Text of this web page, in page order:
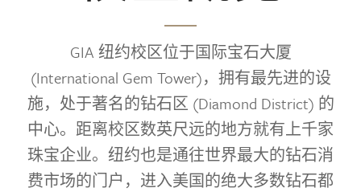
GIA 纽约校区位于国际宝石大厦
(International Gem Tower)，拥有最先进的设
施，处于著名的钻石区 (Diamond District) 的
中心。距离校区数英尺远的地方就有上千家
珠宝企业。纽约也是通往世界最大的钻石消
费市场的门户，进入美国的绝大多数钻石都